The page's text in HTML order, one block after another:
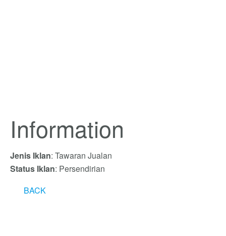
Information
Jenis Iklan: Tawaran Jualan
Status Iklan: Persendirian
BACK